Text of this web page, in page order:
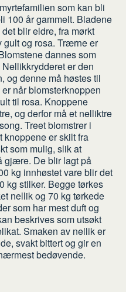
som kan bli
100 år gammelt. Bladene
blir eldre, fra mørkt
gult og rosa. Trærne er
dannes som
er den
og denne må høstes til
når blomsterknoppen
til rosa. Knoppene
og derfor må et nelliktre
Treet blomstrer i
knoppene er skilt fra
som mulig, slik at
gjære. De blir lagt på
kg innhøstet vare blir det
kg stilker. Begge tørkes
nellik og 70 kg tørkede
som har mest duft og
beskrives som utsøkt
Smaken av nellik er
svakt bittert og gir en
bedøvende.